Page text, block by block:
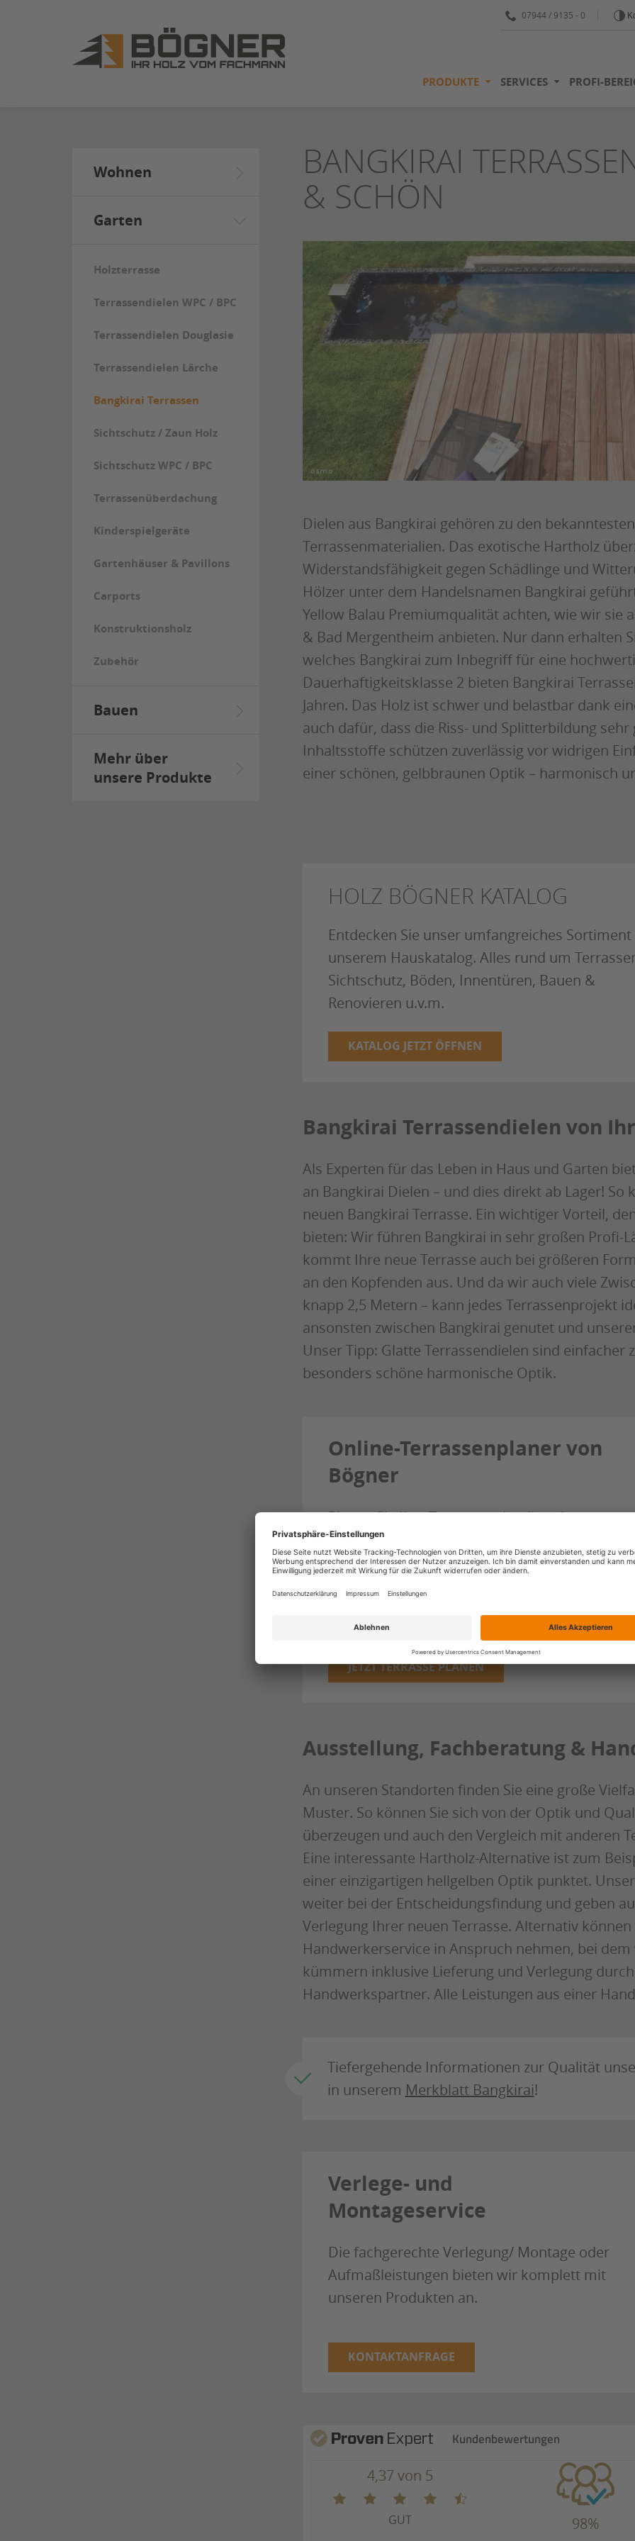
07944 / 9135 - 0
PRODUKTE SERVICES PROFI-
Wohnen
Garten
Holzterrasse
Terrassendielen WPC / BPC
Terrassendielen Douglasie
Terrassendielen Lärche
Bangkirai Terrassen
Sichtschutz / Zaun Holz
Sichtschutz WPC / BPC
Terrassenüberdachung
Kinderspielgeräte
Gartenhäuser & Pavillons
Carports
Konstruktionsholz
Zubehör
Bauen
Mehr über
unsere Produkte
BANGKIRAI
& SCHÖN
Dielen aus Bangkirai gehören zu den
Terrassenmaterialien. Das exotische Hartholz
Widerstandsfähigkeit gegen Schädlinge und
Hölzer unter dem Handelsnamen Bangkirai
Yellow Balau Premiumqualität achten, wie wir sie
& Bad Mergentheim anbieten. Nur dann erhalten
welches Bangkirai zum Inbegriff für eine
Dauerhaftigkeitsklasse 2 bieten Bangkirai
Jahren. Das Holz ist schwer und belastbar dank
auch dafür, dass die Riss- und Splitterbildung
Inhaltsstoffe schützen zuverlässig vor widrigen
einer schönen, gelbbraunen Optik – harmonisch
HOLZ BÖGNER KATALOG
Entdecken Sie unser umfangreiches Sortiment
unserem Hauskatalog. Alles rund um
Sichtschutz, Böden, Innentüren, Bauen &
Renovieren u.v.m.
KATALOG JETZT ÖFFNEN
Bangkirai Terrassendielen von
Als Experten für das Leben in Haus und Garten
an Bangkirai Dielen – und dies direkt ab Lager!
neuen Bangkirai Terrasse. Ein wichtiger Vorteil,
bieten: Wir führen Bangkirai in sehr großen Profi-
kommt Ihre neue Terrasse auch bei größeren
an den Kopfenden aus. Und da wir auch viele
knapp 2,5 Metern – kann jedes Terrassenprojekt
ansonsten zwischen Bangkirai genutet und
Unser Tipp: Glatte Terrassendielen sind einfacher
besonders schöne harmonische Optik.
Online-Terrassenplaner von
Bögner
Planen Sie Ihre Terrasse schnell und
einfach: Wählen Sie Dielen oder Platten,
konfigurieren Sie Ihr Projekt in wenigen
JETZT TERRASSE PLANEN
Ausstellung, Fachberatung &
An unseren Standorten finden Sie eine große
Muster. So können Sie sich von der Optik und
überzeugen und auch den Vergleich mit anderen
Eine interessante Hartholz-Alternative ist zum
einer einzigartigen hellgelben Optik punktet.
weiter bei der Entscheidungsfindung und geben
Verlegung Ihrer neuen Terrasse. Alternativ
Handwerkerservice in Anspruch nehmen, bei
kümmern inklusive Lieferung und Verlegung
Handwerkspartner. Alle Leistungen aus einer
Tiefergehende Informationen zur Qualität
in unserem Merkblatt Bangkirai!
Verlege- und
Montageservice
Die fachgerechte Verlegung/ Montage oder
Aufmaßleistungen bieten wir komplett mit
unseren Produkten an.
KONTAKTANFRAGE
Kundenbewertungen
4,37 von 5
GUT
98%